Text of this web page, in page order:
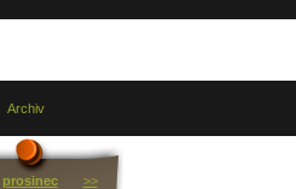
Archiv
prosinec
>>